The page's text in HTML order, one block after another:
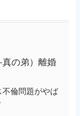
真の弟）離婚
不倫問題がやば